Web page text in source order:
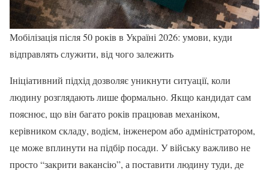
Мобілізація після 50 років в Україні 2026: умови, куди
відправлять служити, від чого залежить
Ініціативний підхід дозволяє уникнути ситуації, коли
людину розглядають лише формально. Якщо кандидат сам
пояснює, що він багато років працював механіком,
керівником складу, водієм, інженером або адміністратором,
це може вплинути на підбір посади. У війську важливо не
просто “закрити вакансію”, а поставити людину туди, де